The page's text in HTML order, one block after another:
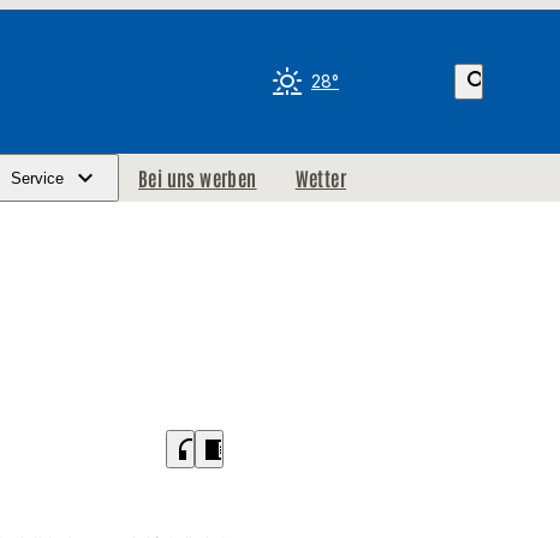
28° search
Service Bei uns werben Wetter
headphones chrome_reader_mode